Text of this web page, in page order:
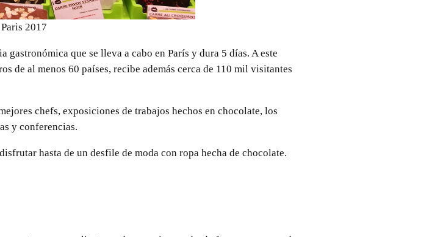
2017
gastronómica que se lleva a cabo en París y dura 5 días. A este
de al menos 60 países, recibe además cerca de 110 mil visitantes
chefs, exposiciones de trabajos hechos en chocolate, los
y conferencias.
hasta de un desfile de moda con ropa hecha de chocolate.